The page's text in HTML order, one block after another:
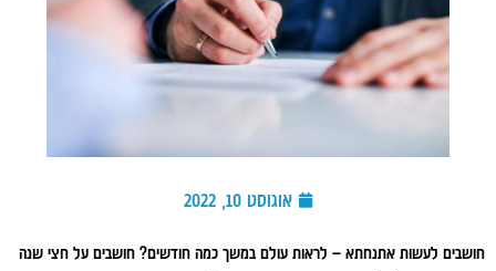
אוגוסט 10, 2022
חושבים לעשות אתנחתא – לראות עולם במשך כמה חודשים? חושבים על חצי שנה